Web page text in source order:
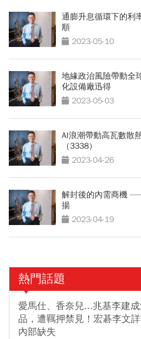
通膨升息循環下的
順
2023-05-10
地緣政治風險帶動
化設備廠迅得
2023-05-03
AI浪潮帶動高瓦數
（3338）
2023-04-26
解封後的內需商機
揚
2023-04-19
熱門話題
愛馬仕、香奈兒...兆基李建
品，遭羈押禁見！宏碁李文
內部缺失